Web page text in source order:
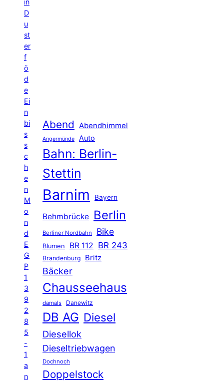
D
u
st
er
f
ö
d
e
Ei
n
bi
s
s
c
h
e
n
M
o
n
d
E
G
P
1
3
9
2
8
5
-
1
a
n
Abend Abendhimmel
Angermünde Auto
Bahn: Berlin-
Stettin
Barnim Bayern
Behmbrücke Berlin
Berliner Nordbahn Bike
Blumen BR 112 BR 243
Brandenburg Britz
Bäcker
Chausseehaus
damals Danewitz
DB AG Diesel
Diesellok
Dieseltriebwagen
Dochnoch
Doppelstock